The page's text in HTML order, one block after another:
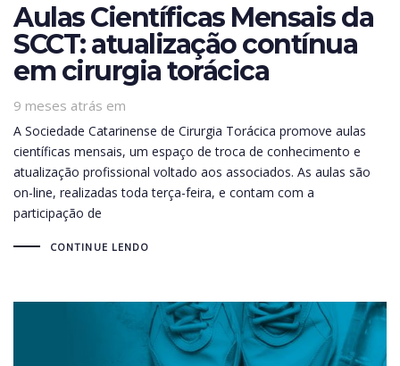
Aulas Científicas Mensais da
SCCT: atualização contínua
em cirurgia torácica
9 meses atrás em
A Sociedade Catarinense de Cirurgia Torácica promove aulas
científicas mensais, um espaço de troca de conhecimento e
atualização profissional voltado aos associados. As aulas são
on-line, realizadas toda terça-feira, e contam com a
participação de
CONTINUE LENDO